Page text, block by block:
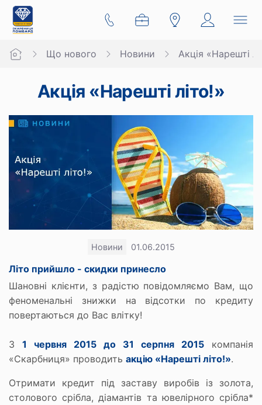
Що нового Новини Акція «Нарешті
Акція «Нарешті літо!»
Новини 01.06.2015
Літо прийшло - скидки принесло
Шановні клієнти, з радістю повідомляємо Вам, що
феноменальні знижки на відсотки по кредиту
повертаються до Вас влітку!
З 1 червня 2015 до 31 серпня 2015 компанія
«Скарбниця» проводить акцію «Нарешті літо!».
Отримати кредит під заставу виробів із золота,
столового срібла, діамантів та ювелірного срібла*